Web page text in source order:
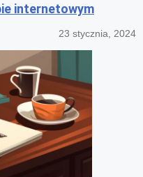
internetowym
23 stycznia, 2024